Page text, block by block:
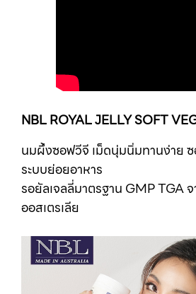
NBL ROYAL JELLY SOFT
นมผึ้งซอฟวีจี เม็ดนุ่มนิ่มทานง่าย
ระบบย่อยอาหาร
รอยัลเจลลี่มาตรฐาน GMP TGA
ออสเตรเลีย